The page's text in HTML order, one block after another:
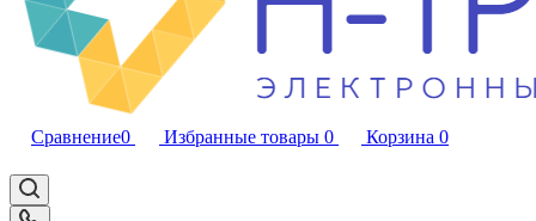
Сравнение0 Избранные товары 0 Корзина 0